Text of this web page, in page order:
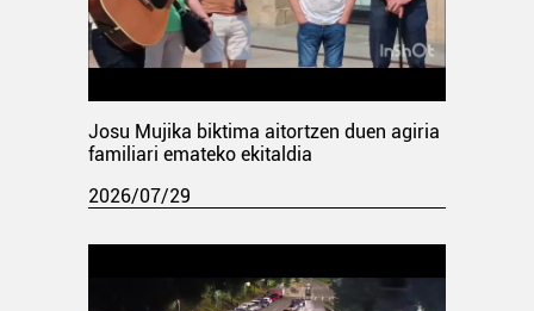
Josu Mujika biktima aitortzen duen agiria
familiari emateko ekitaldia
2026/07/29